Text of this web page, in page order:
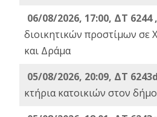
06/08/2026, 17:00, ΔΤ 6244 ,
διοικητικών προστίμων σε
και Δράμα
05/08/2026, 20:09, ΔΤ
κτήρια κατοικιών στον